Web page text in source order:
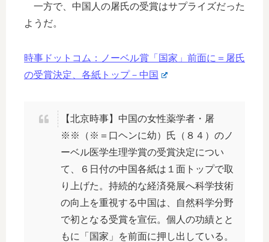
一方で、中国人の屠氏の受賞はサプライズだった
ようだ。
時事ドットコム：ノーベル賞「国家」前面に＝屠氏
の受賞決定、各紙トップ－中国
【北京時事】中国の女性薬学者・屠
※※（※＝口ヘンに幼）氏（８４）のノ
ーベル医学生理学賞の受賞決定につい
て、６日付の中国各紙は１面トップで取
り上げた。持続的な経済発展へ科学技術
の向上を重視する中国は、自然科学分野
で初となる受賞を宣伝。個人の功績とと
もに「国家」を前面に押し出している。